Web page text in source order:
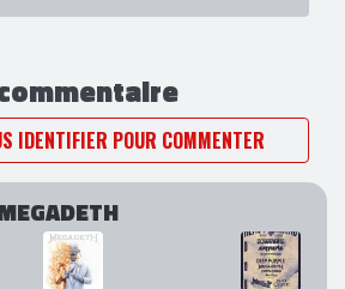
IDENTIFIER POUR COMMENTER